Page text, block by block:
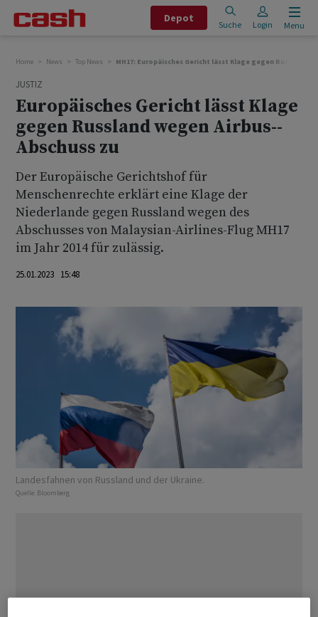
Depot
Suche Login Menu
Home News Top News MH17: Europäisches Gericht lässt Klage gegen Russland
JUSTIZ
Europäisches Gericht lässt Klage
gegen Russland wegen Airbus--
Abschuss zu
Der Europäische Gerichtshof für
Menschenrechte erklärt eine Klage der
Niederlande gegen Russland wegen des
Abschusses von Malaysian-Airlines-Flug MH17
im Jahr 2014 für zulässig.
25.01.2023 15:48
Landesfahnen von Russland und der Ukraine.
Quelle: Bloomberg